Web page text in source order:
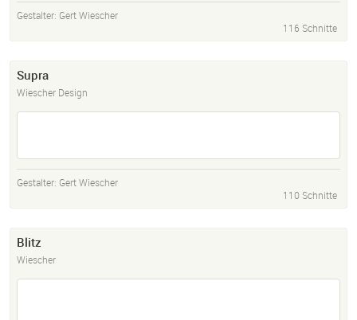
Gestalter: Gert Wiescher
116 Schnitte
Supra
Wiescher Design
Gestalter: Gert Wiescher
110 Schnitte
Blitz
Wiescher